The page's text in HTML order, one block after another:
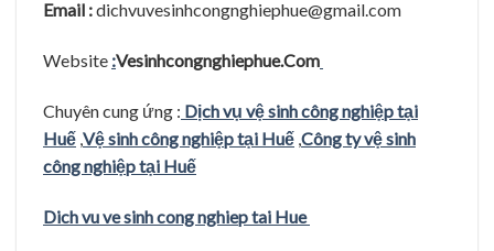
Email :dichvuvesinhcongnghiephue@gmail.com
Website :Vesinhcongnghiephue.Com
Chuyên cung ứng : Dịch vụ vệ sinh công nghiệp tại
Huế Vệ sinh công nghiệp tại Huế Công ty vệ sinh
công nghiệp tại Huế
Dich vu ve sinh cong nghiep tai Hue